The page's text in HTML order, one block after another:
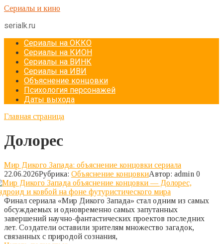
Перейти
контенту
Сериалы и кино
serialk.ru
Сериалы на ОККО
Сериалы на КИОН
Сериалы на ВИНК
Сериалы на ИВИ
Объяснение концовки
Психология персонажей
Даты выхода
Главная страница
Долорес
Мир Дикого Запада: объяснение концовки сериала
22.06.2026Рубрика: Объяснение концовкиАвтор: admin 0
Финал сериала «Мир Дикого Запада» стал одним из самых
обсуждаемых и одновременно самых запутанных
завершений научно-фантастических проектов последних
лет. Создатели оставили зрителям множество загадок,
связанных с природой сознания,